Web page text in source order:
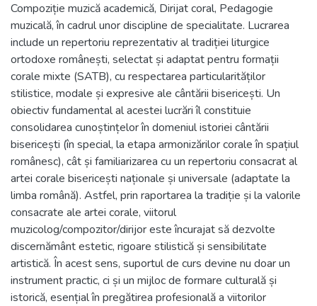
Compoziție muzică academică, Dirijat coral, Pedagogie
muzicală, în cadrul unor discipline de specialitate. Lucrarea
include un repertoriu reprezentativ al tradiției liturgice
ortodoxe românești, selectat și adaptat pentru formații
corale mixte (SATB), cu respectarea particularităților
stilistice, modale și expresive ale cântării bisericești. Un
obiectiv fundamental al acestei lucrări îl constituie
consolidarea cunoștințelor în domeniul istoriei cântării
bisericești (în special, la etapa armonizărilor corale în spațiul
românesc), cât și familiarizarea cu un repertoriu consacrat al
artei corale bisericești naționale și universale (adaptate la
limba română). Astfel, prin raportarea la tradiție și la valorile
consacrate ale artei corale, viitorul
muzicolog/compozitor/dirijor este încurajat să dezvolte
discernământ estetic, rigoare stilistică și sensibilitate
artistică. În acest sens, suportul de curs devine nu doar un
instrument practic, ci și un mijloc de formare culturală și
istorică, esențial în pregătirea profesională a viitorilor